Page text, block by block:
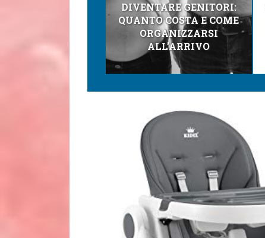
DIVENTARE GENITORI:
QUANTO COSTA E COME
ORGANIZZARSI
ALL’ARRIVO